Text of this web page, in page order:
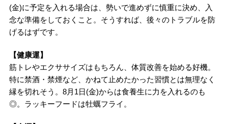
(金)に予定を入れる場合は、勢いで進めずに慎重に決め、入
念な準備をしておくこと。そうすれば、後々のトラブルを防
げるはずです。
【健康運】
筋トレやエクササイズはもちろん、体質改善を始める好機。
特に禁酒・禁煙など、かねて止めたかった習慣とは無理なく
縁を切れそう。8月1日(金)からは食養生に力を入れるのも
◎。ラッキーフードは牡蠣フライ。